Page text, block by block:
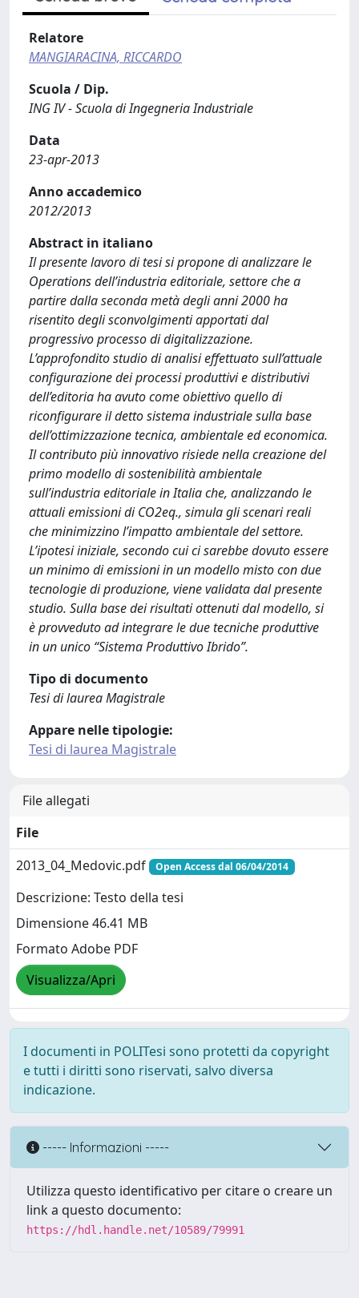
Relatore
MANGIARACINA, RICCARDO
Scuola / Dip.
ING IV - Scuola di Ingegneria Industriale
Data
23-apr-2013
Anno accademico
2012/2013
Abstract in italiano
Il presente lavoro di tesi si propone di analizzare le
Operations dell’industria editoriale, settore che a
partire dalla seconda metà degli anni 2000 ha
risentito degli sconvolgimenti apportati dal
progressivo processo di digitalizzazione.
L’approfondito studio di analisi effettuato sull’attuale
configurazione dei processi produttivi e distributivi
dell’editoria ha avuto come obiettivo quello di
riconfigurare il detto sistema industriale sulla base
dell’ottimizzazione tecnica, ambientale ed economica.
Il contributo più innovativo risiede nella creazione del
primo modello di sostenibilità ambientale
sull’industria editoriale in Italia che, analizzando le
attuali emissioni di CO2eq., simula gli scenari reali
che minimizzino l’impatto ambientale del settore.
L’ipotesi iniziale, secondo cui ci sarebbe dovuto essere
un minimo di emissioni in un modello misto con due
tecnologie di produzione, viene validata dal presente
studio. Sulla base dei risultati ottenuti dal modello, si
è provveduto ad integrare le due tecniche produttive
in un unico “Sistema Produttivo Ibrido”.
Tipo di documento
Tesi di laurea Magistrale
Appare nelle tipologie:
Tesi di laurea Magistrale
File allegati
File
2013_04_Medovic.pdf
Open Access dal 06/04/2014
Descrizione: Testo della tesi
Dimensione 46.41 MB
Formato Adobe PDF
Visualizza/Apri
I documenti in POLITesi sono protetti da copyright
e tutti i diritti sono riservati, salvo diversa
indicazione.
----- Informazioni -----
Utilizza questo identificativo per citare o creare un
link a questo documento:
https://hdl.handle.net/10589/79991